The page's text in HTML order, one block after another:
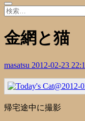
金網と猫
masatsu 2012-02-23
帰宅途中に撮影